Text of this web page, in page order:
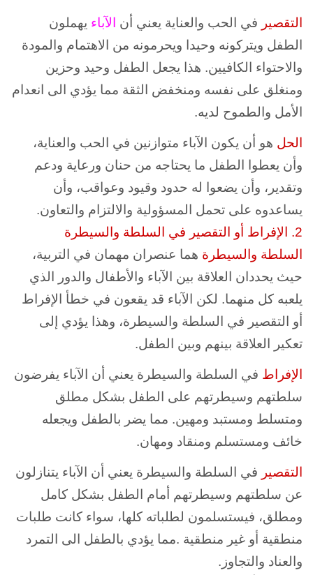
التقصير في الحب والعناية يعني أن الآباء يهملون
الطفل ويتركونه وحيدا ويحرمونه من الاهتمام والمودة
والاحتواء الكافيين. هذا يجعل الطفل وحيد وحزين
ومنغلق على نفسه ومنخفض الثقة مما يؤدي الى انعدام
الأمل والطموح لديه.
الحل هو أن يكون الآباء متوازنين في الحب والعناية،
وأن يعطوا الطفل ما يحتاجه من حنان ورعاية ودعم
وتقدير، وأن يضعوا له حدود وقيود وعواقب، وأن
يساعدوه على تحمل المسؤولية والالتزام والتعاون.
2. الإفراط أو التقصير في السلطة والسيطرة
السلطة والسيطرة هما عنصران مهمان في التربية،
حيث يحددان العلاقة بين الآباء والأطفال والدور الذي
يلعبه كل منهما. لكن الآباء قد يقعون في خطأ الإفراط
أو التقصير في السلطة والسيطرة، وهذا يؤدي إلى
تعكير العلاقة بينهم وبين الطفل.
الإفراط في السلطة والسيطرة يعني أن الآباء يفرضون
سلطتهم وسيطرتهم على الطفل بشكل مطلق
ومتسلط ومستبد ومهين. مما يضر بالطفل ويجعله
خائف ومستسلم ومنقاد ومهان.
التقصير في السلطة والسيطرة يعني أن الآباء يتنازلون
عن سلطتهم وسيطرتهم أمام الطفل بشكل كامل
ومطلق، فيستسلمون لطلباته كلها، سواء كانت طلبات
منطقية أو غير منطقية .مما يؤدي بالطفل الى التمرد
والعناد والتجاوز.